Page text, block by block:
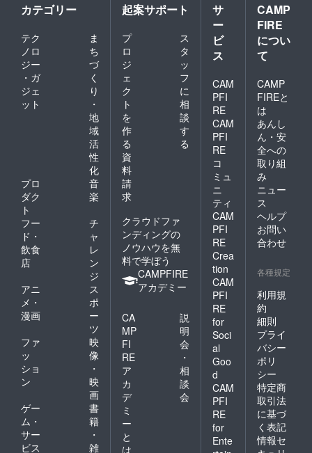
カテゴリー
テク
ノロ
ジー
・ガ
ジェ
ット
ま
ち
づ
く
り
・
地
域
活
性
化
プロ
ダク
ト
音
楽
フー
ド・
飲食
店
チ
ャ
レ
ン
ジ
アニ
メ・
漫画
ス
ポ
ー
ツ
ファ
ッ
ショ
ン
映
像
・
映
画
ゲー
ム・
サー
ビス
書
籍
・
雑
起案サポート
プ
ロ
ジ
ェ
ク
ト
を
作
る
ス
タ
ッ
フ
に
相
談
す
る
資
料
請
求
クラウドファ
ンディングの
ノウハウを無
料で学ぼう
CAMPFIRE
アカデミー
CA
MP
FI
RE
ア
カ
デ
ミ
ー
と
は
説
明
会
・
相
談
会
サ
ー
ビ
ス
CAM
PFI
RE
CAM
PFI
RE
コ
ミュ
ニ
ティ
CAM
PFI
RE
Crea
tion
CAM
PFI
RE
for
Soci
al
Goo
d
CAM
PFI
RE
for
Ente
CAMP
FIRE
につい
て
CAMP
FIREと
は
あんし
ん・安
全への
取り組
み
ニュー
ス
ヘルプ
お問い
合わせ
各種規定
利用規
約
細則
プライ
バシー
ポリ
シー
特定商
取引法
に基づ
く表記
情報セ